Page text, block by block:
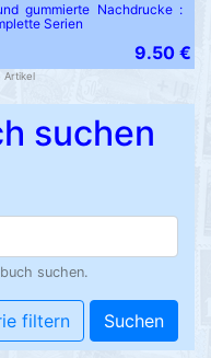
gummierte Nachdrucke :
Serien
9.50 €
suchen
suchen.
filtern Suchen